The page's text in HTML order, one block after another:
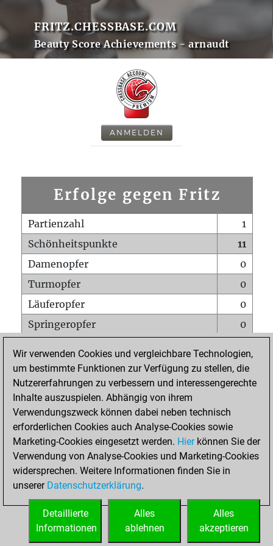
FRITZ.CHESSBASE.COM
Beauty Score Achievements - arnaudt
ANMELDEN
Erfolge gegen Fritz
Partienzahl
1
Schönheitspunkte
11
Damenopfer
0
Turmopfer
0
Läuferopfer
0
Springeropfer
0
Matt auf vollem Brett
0
Bauer setzt Matt
0
Erstickte Matts
Unterverwandlungen
Türme auf der siebten
0
STARTSEITE
Wir verwenden Cookies und vergleichbare Technologien,
um bestimmte Funktionen zur Verfügung zu stellen, die
Nutzererfahrungen zu verbessern und interessengerechte
Inhalte auszuspielen. Abhängig von ihrem
Verwendungszweck können dabei neben technisch
erforderlichen Cookies auch Analyse-Cookies sowie
Marketing-Cookies eingesetzt werden. Hierkönnen Sie der
Verwendung von Analyse-Cookies und Marketing-Cookies
widersprechen. Weitere Informationen finden Sie in
unserer Datenschutzerklärung.
Alles
akzeptieren
Alles
ablehnen
Detaillierte
Informationen